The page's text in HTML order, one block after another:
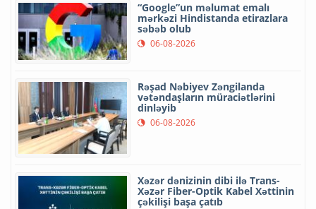
“Google”un məlumat emalı
mərkəzi Hindistanda etirazlara
səbəb olub
06-08-2026
Rəşad Nəbiyev Zəngilanda
vətəndaşların müraciətlərini
dinləyib
06-08-2026
Xəzər dənizinin dibi ilə Trans-
Xəzər Fiber-Optik Kabel Xəttinin
çəkilişi başa çatıb